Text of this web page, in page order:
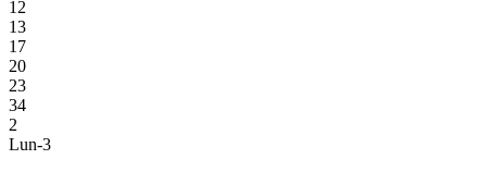
12
13
17
20
23
34
2
Lun-3